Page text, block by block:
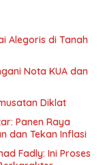
Alegoris di Tanah
Nota KUA dan
Diklat
Panen Raya
dan Tekan Inflasi
Fadly: Ini Proses